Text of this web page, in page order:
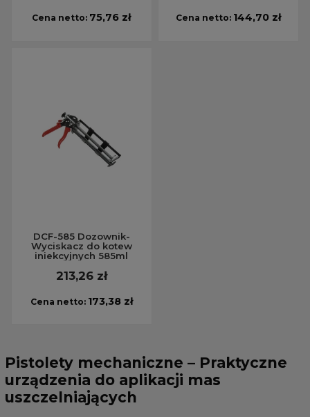
Cena netto: 75,76 zł Cena netto: 144,70 zł
DCF-585 Dozownik-
Wyciskacz do kotew
iniekcyjnych 585ml
213,26 zł
Cena netto: 173,38 zł
Pistolety mechaniczne – Praktyczne
urządzenia do aplikacji mas
uszczelniających